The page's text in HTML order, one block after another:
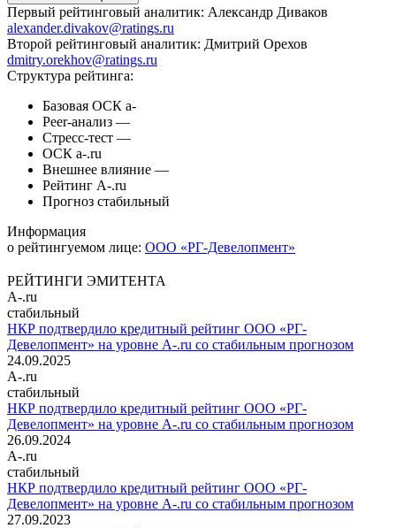
Первый рейтинговый аналитик: Александр Диваков
alexander.divakov@ratings.ru
Второй рейтинговый аналитик: Дмитрий Орехов
dmitry.orekhov@ratings.ru
Структура рейтинга:
Базовая ОСК a-
Peer-анализ —
Стресс-тест —
ОСК a-.ru
Внешнее влияние —
Рейтинг A-.ru
Прогноз стабильный
Информация
о рейтингуемом лице: ООО «РГ-Девелопмент»
РЕЙТИНГИ ЭМИТЕНТА
A-.ru
стабильный
НКР подтвердило кредитный рейтинг ООО «РГ-
Девелопмент» на уровне A-.ru со стабильным прогнозом
24.09.2025
A-.ru
стабильный
НКР подтвердило кредитный рейтинг ООО «РГ-
Девелопмент» на уровне A-.ru со стабильным прогнозом
26.09.2024
A-.ru
стабильный
НКР подтвердило кредитный рейтинг ООО «РГ-
Девелопмент» на уровне A-.ru со стабильным прогнозом
27.09.2023